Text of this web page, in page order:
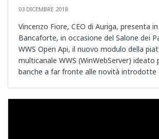
03 DICEMBRE 2018
Vincenzo Fiore, CEO di Auriga, presenta
Bancaforte, in occasione del Salone dei
WWS Open Api, il nuovo modulo della
multicanale WWS (WinWebServer) ideato
banche a far fronte alle novità introdotte